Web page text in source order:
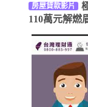
房屋貸款影片
110萬元解燃